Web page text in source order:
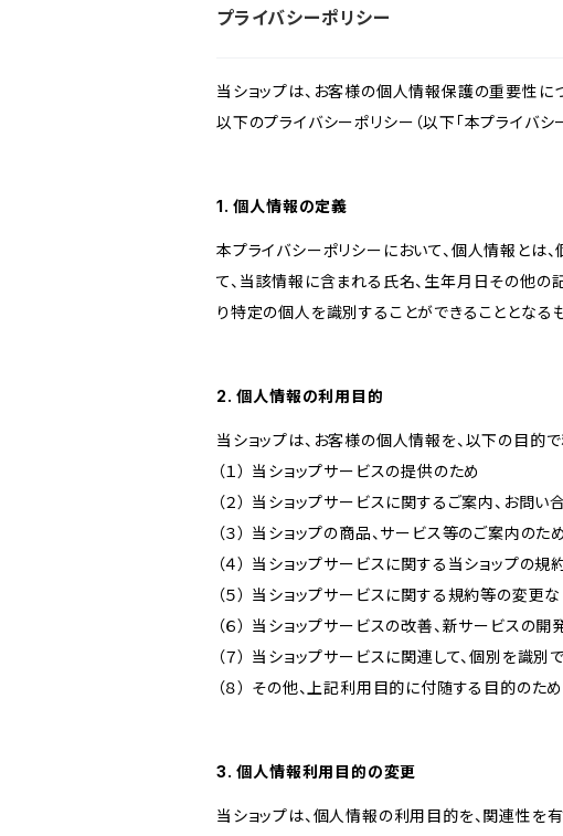
プライバシーポリシー
当ショップは、お客様の個人情報保護の重要性に
以下のプライバシーポリシー（以下「本プライバシ
1. 個人情報の定義
本プライバシーポリシーにおいて、個人情報とは
て、当該情報に含まれる氏名、生年月日その他の
り特定の個人を識別することができることとなる
2. 個人情報の利用目的
当ショップは、お客様の個人情報を、以下の目的で
（１） 当ショップサービスの提供のため
（２） 当ショップサービスに関するご案内、お問
（３） 当ショップの商品、サービス等のご案内のため
（４） 当ショップサービスに関する当ショップの
（５） 当ショップサービスに関する規約等の変更
（６） 当ショップサービスの改善、新サービスの
（７） 当ショップサービスに関連して、個別を識
（８） その他、上記利用目的に付随する目的のため
3. 個人情報利用目的の変更
当ショップは、個人情報の利用目的を、関連性